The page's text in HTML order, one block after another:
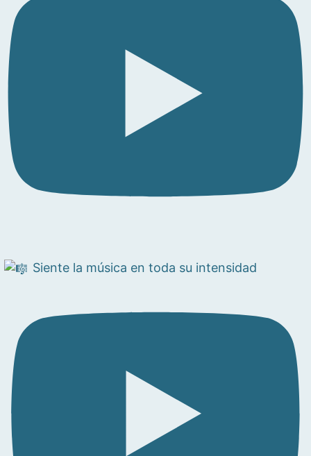
Siente la música en toda su intensidad